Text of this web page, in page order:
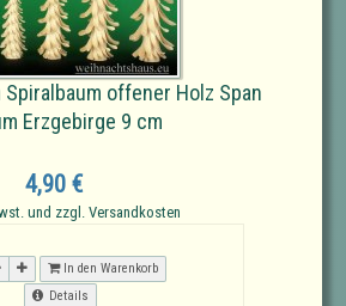
Spiralbaum offener Holz Span
Erzgebirge 9 cm
4,90 €
und zzgl. Versandkosten
In den Warenkorb
Details